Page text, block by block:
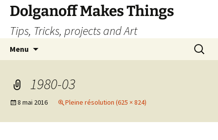
Dolganoff Makes Things
Tips, Tricks, projects and Art
Menu
1980-03
8 mai 2016 Pleine résolution (625 × 824)